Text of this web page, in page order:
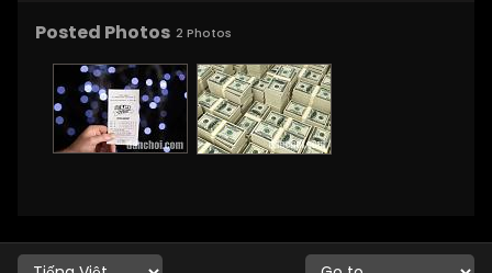
Posted Photos 2 Photos